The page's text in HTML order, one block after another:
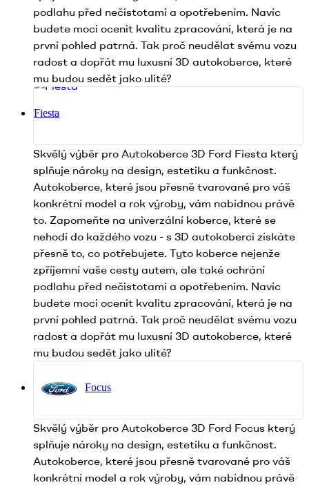
podlahu před nečistotami a opotřebením. Navíc
budete moci ocenit kvalitu zpracování, která je na
první pohled patrná. Tak proč neudělat svému vozu
radost a dopřát mu luxusní 3D autokoberce, které
mu budou sedět jako ulité?
Fiesta
Skvělý výběr pro Autokoberce 3D Ford Fiesta který
splňuje nároky na design, estetiku a funkčnost.
Autokoberce, které jsou přesně tvarované pro váš
konkrétní model a rok výroby, vám nabídnou právě
to. Zapomeňte na univerzální koberce, které se
nehodí do každého vozu - s 3D autokoberci získáte
přesně to, co potřebujete. Tyto koberce nejenže
zpříjemní vaše cesty autem, ale také ochrání
podlahu před nečistotami a opotřebením. Navíc
budete moci ocenit kvalitu zpracování, která je na
první pohled patrná. Tak proč neudělat svému vozu
radost a dopřát mu luxusní 3D autokoberce, které
mu budou sedět jako ulité?
Focus
Skvělý výběr pro Autokoberce 3D Ford Focus který
splňuje nároky na design, estetiku a funkčnost.
Autokoberce, které jsou přesně tvarované pro váš
konkrétní model a rok výroby, vám nabídnou právě